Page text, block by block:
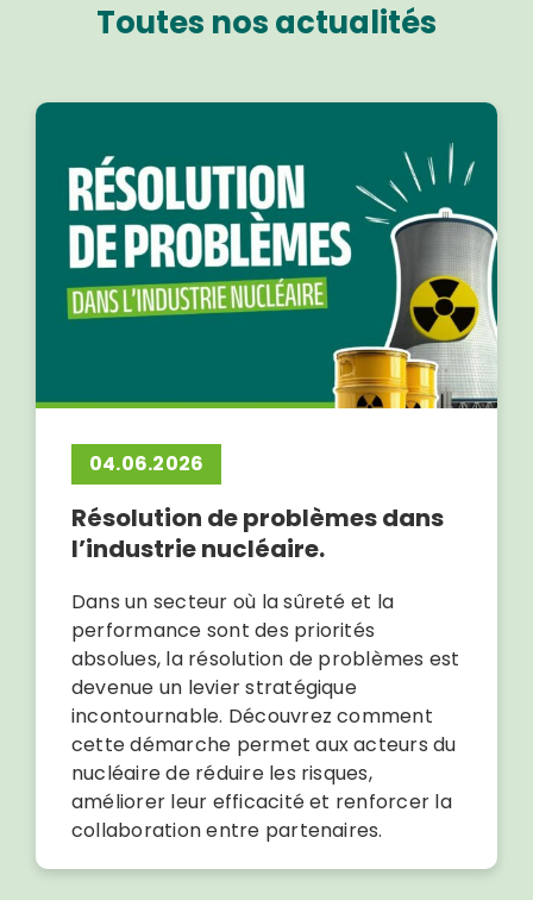
Toutes nos actualités
04.06.2026
Résolution de problèmes dans
l’industrie nucléaire.
Dans un secteur où la sûreté et la
performance sont des priorités
absolues, la résolution de problèmes est
devenue un levier stratégique
incontournable. Découvrez comment
cette démarche permet aux acteurs du
nucléaire de réduire les risques,
améliorer leur efficacité et renforcer la
collaboration entre partenaires.